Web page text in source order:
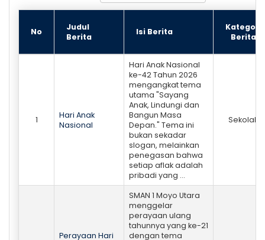
No
Judul
Berita
Isi Berita
Kategori
Berita
1
Hari Anak
Nasional
Hari Anak Nasional
ke-42 Tahun 2026
mengangkat tema
utama "Sayang
Anak, Lindungi dan
Bangun Masa
Depan." Tema ini
bukan sekadar
slogan, melainkan
penegasan bahwa
setiap aflak adalah
pribadi yang ...
Sekolah
Perayaan Hari
SMAN 1 Moyo Utara
menggelar
perayaan ulang
tahunnya yang ke-21
dengan tema